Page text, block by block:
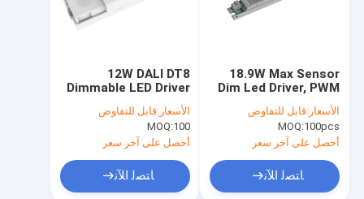
12W DALI DT8
Dimmable LED Driver
100ma to 500ma NFC
programmable led
driver
الأسعار:قابل للتفاوض
MOQ:100
أحصل على آخر سعر
ﺎﺘﺼﻟ ﺍﻶﻧ
18.9W Max Sensor
Dim Led Driver, PWM
Dimming With 12V
Auxiliary Power
Supply, For Long
Strip Lamp
الأسعار:قابل للتفاوض
MOQ:100pcs
أحصل على آخر سعر
ﺎﺘﺼﻟ ﺍﻶﻧ